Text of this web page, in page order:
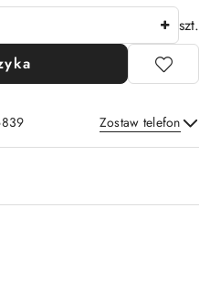
szt.
Zostaw telefon